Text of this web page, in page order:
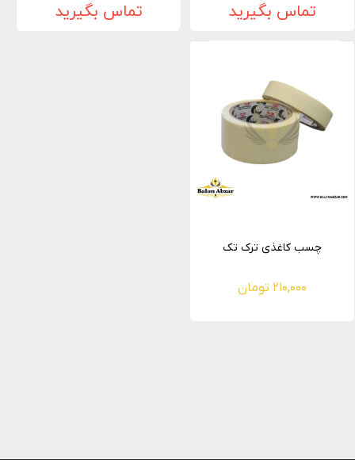
تماس بگیرید تماس بگیرید
چسب کاغذی ترک تک
۲۱۰,۰۰۰ تومان